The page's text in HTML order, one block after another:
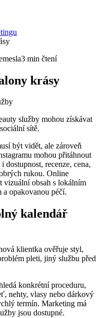
3 min čtení
krásy
služby mohou získávat
sítě.
být vidět, ale zároveň
mohou přitáhnout
dostupnost, recenze, cena,
rukou. Online
vizuální obsah s lokálním
a opakovanou péčí.
kalendář
klientka ověřuje styl,
pleti, jiný službu před
konkrétní proceduru,
nehty, vlasy nebo dárkový
termín. Marketing má
jsou dostupné.